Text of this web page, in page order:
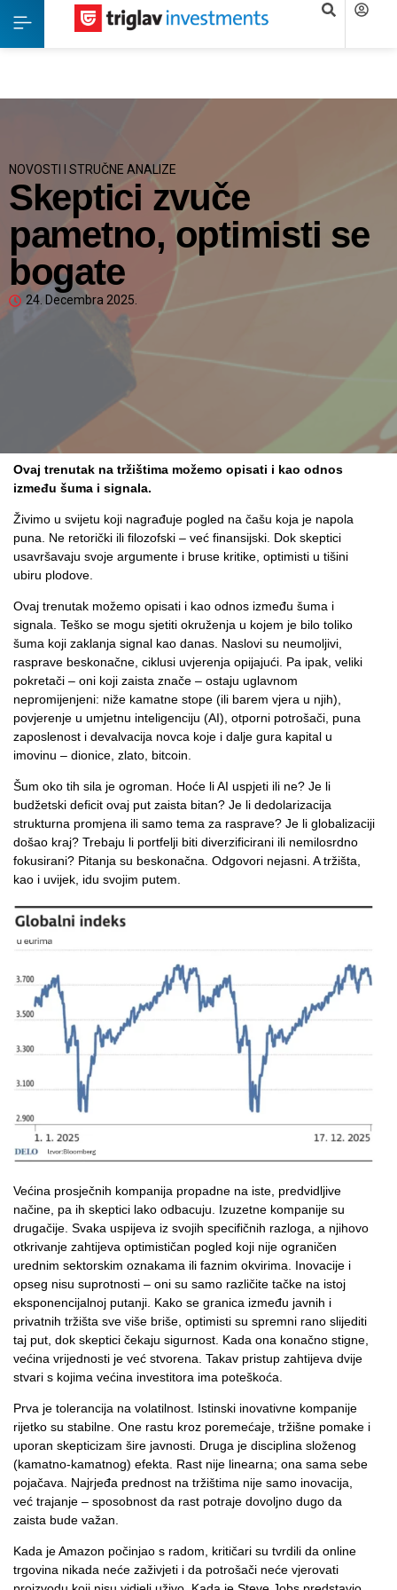
NOVOSTI I STRUČNE ANALIZE
Skeptici zvuče
pametno, optimisti se
bogate
24. Decembra 2025.
Ovaj trenutak na tržištima možemo opisati i kao odnos
između šuma i signala.
Živimo u svijetu koji nagrađuje pogled na čašu koja je napola
puna. Ne retorički ili filozofski – već finansijski. Dok skeptici
usavršavaju svoje argumente i bruse kritike, optimisti u tišini
ubiru plodove.
Ovaj trenutak možemo opisati i kao odnos između šuma i
signala. Teško se mogu sjetiti okruženja u kojem je bilo toliko
šuma koji zaklanja signal kao danas. Naslovi su neumoljivi,
rasprave beskonačne, ciklusi uvjerenja opijajući. Pa ipak, veliki
pokretači – oni koji zaista znače – ostaju uglavnom
nepromijenjeni: niže kamatne stope (ili barem vjera u njih),
povjerenje u umjetnu inteligenciju (AI), otporni potrošači, puna
zaposlenost i devalvacija novca koje i dalje gura kapital u
imovinu – dionice, zlato, bitcoin.
Šum oko tih sila je ogroman. Hoće li AI uspjeti ili ne? Je li
budžetski deficit ovaj put zaista bitan? Je li dedolarizacija
strukturna promjena ili samo tema za rasprave? Je li globalizaciji
došao kraj? Trebaju li portfelji biti diverzificirani ili nemilosrdno
fokusirani? Pitanja su beskonačna. Odgovori nejasni. A tržišta,
kao i uvijek, idu svojim putem.
Većina prosječnih kompanija propadne na iste, predvidljive
načine, pa ih skeptici lako odbacuju. Izuzetne kompanije su
drugačije. Svaka uspijeva iz svojih specifičnih razloga, a njihovo
otkrivanje zahtijeva optimističan pogled koji nije ograničen
urednim sektorskim oznakama ili faznim okvirima. Inovacije i
opseg nisu suprotnosti – oni su samo različite tačke na istoj
eksponencijalnoj putanji. Kako se granica između javnih i
privatnih tržišta sve više briše, optimisti su spremni rano slijediti
taj put, dok skeptici čekaju sigurnost. Kada ona konačno stigne,
većina vrijednosti je već stvorena. Takav pristup zahtijeva dvije
stvari s kojima većina investitora ima poteškoća.
Prva je tolerancija na volatilnost. Istinski inovativne kompanije
rijetko su stabilne. One rastu kroz poremećaje, tržišne pomake i
uporan skepticizam šire javnosti. Druga je disciplina složenog
(kamatno-kamatnog) efekta. Rast nije linearna; ona sama sebe
pojačava. Najrjeđa prednost na tržištima nije samo inovacija,
već trajanje – sposobnost da rast potraje dovoljno dugo da
zaista bude važan.
Kada je Amazon počinjao s radom, kritičari su tvrdili da online
trgovina nikada neće zaživjeti i da potrošači neće vjerovati